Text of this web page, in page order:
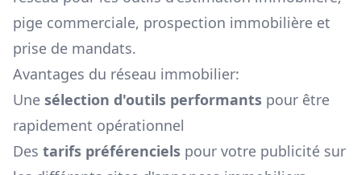
pige commerciale, prospection immobilière et
prise de mandats.
Avantages du réseau immobilier:
Une sélection d'outils performants pour être
rapidement opérationnel
Des tarifs préférenciels pour votre publicité sur